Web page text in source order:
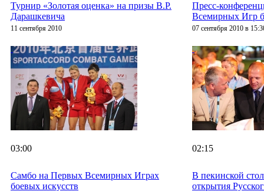
Турнир «Золотая оценка» на призы В.Р.
Дарашкевича
11 сентября 2010
Пресс-
Всемирных Игр
07 сентября 2010 в
03:00
Самбо на Первых Всемирных Играх
боевых искусств
02:15
В пекинской
открытия